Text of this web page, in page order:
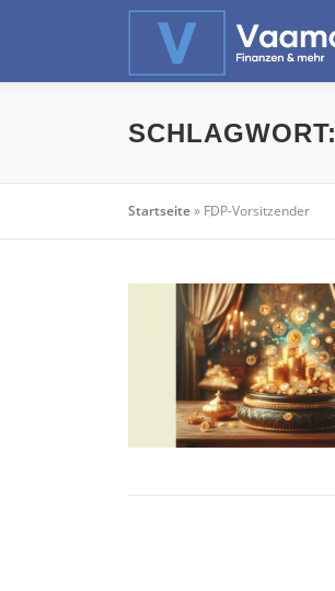
SCHLAGWORT:
Startseite» FDP-Vorsitzender